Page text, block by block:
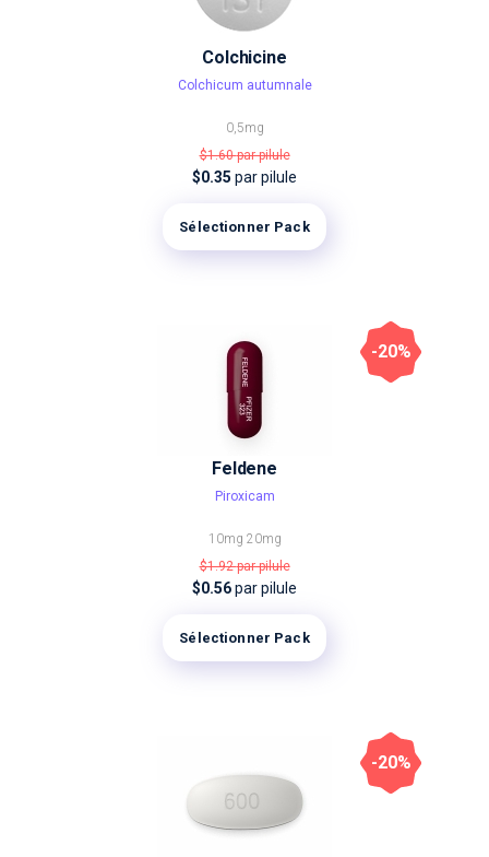
Colchicine
Colchicum autumnale
0,5mg
$1.60par pilule
$0.35 par pilule
Sélectionner Pack
Feldene
Piroxicam
10mg 20mg
$1.92par pilule
$0.56par pilule
Sélectionner Pack
-20%
-20%